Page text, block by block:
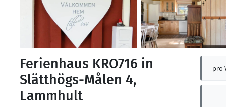
pro
Ferienhaus KRO716 in
Slätthögs-Målen 4,
Lammhult